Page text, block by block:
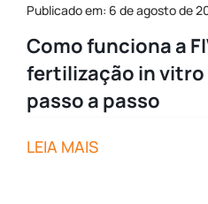
Publicado em: 6 de agosto de
Como funciona a
fertilização in vitro
passo a passo
LEIA MAIS